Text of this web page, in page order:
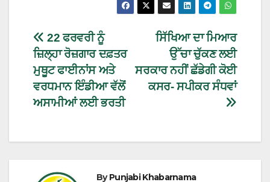
ਸਿੱਖਿਆ ਦਾ ਮਿਆਰ
ਉੱਚਾ ਚੁੱਕਣ ਲਈ
ਸਰਕਾਰ ਨਹੀਂ ਛੱਡੇਗੀ ਕੋਈ
ਕਸਰ- ਸਪੀਕਰ ਸੰਧਵਾਂ
22 ਫਰਵਰੀ ਨੂੰ
ਜ਼ਿਲ੍ਹਾ ਰੋਜ਼ਗਾਰ ਦਫ਼ਤਰ
ਮੁਥੂਟ ਫਾਈਨਾਂਸ ਅਤੇ
ਵਰਧਮਾਨ ਇੰਡੀਆ ਵੱਲੋਂ
ਅਸਾਮੀਆਂ ਲਈ ਭਰਤੀ
ByPunjabi Khabarnama